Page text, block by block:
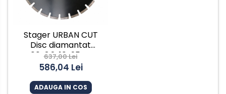
Stager URBAN CUT
Disc diamantat
400x3.2x10x25.4-P
pentru beton/asfalt
637,00 Lei
586,04 Lei
ADAUGA IN COS